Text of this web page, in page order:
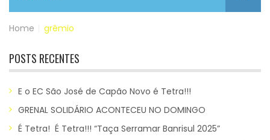
Home grêmio
POSTS RECENTES
E o EC São José de Capão Novo é Tetra!!!
GRENAL SOLIDÁRIO ACONTECEU NO DOMINGO
É Tetra! É Tetra!!! “Taça Serramar Banrisul 2025”